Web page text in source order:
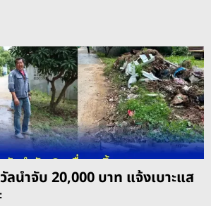
นำจับ 20,000 บาท แจ้งเบาะแส